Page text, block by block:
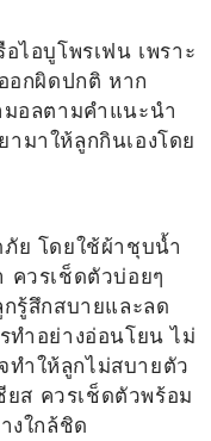
ไอบูโพรเฟน เพราะ
อกผิดปกติ หาก
อลตามคำแนะนำ
มาให้ลูกกินเองโดย
ย โดยใช้ผ้าชุบน้ำ
วรเช็ดตัวบ่อยๆ
รู้สึกสบายและลด
ทำอย่างอ่อนโยน ไม่
ทำให้ลูกไม่สบายตัว
ยส ควรเช็ดตัวพร้อม
งใกล้ชิด